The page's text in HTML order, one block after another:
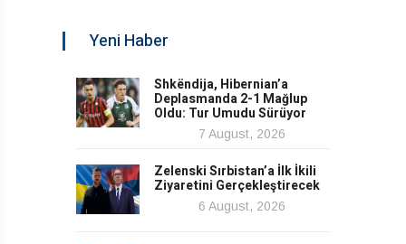
Yeni Haber
Shkëndija, Hibernian’a
Deplasmanda 2-1 Mağlup
Oldu: Tur Umudu Sürüyor
7 August, 2026
Zelenski Sırbistan’a İlk İkili
Ziyaretini Gerçekleştirecek
6 August, 2026